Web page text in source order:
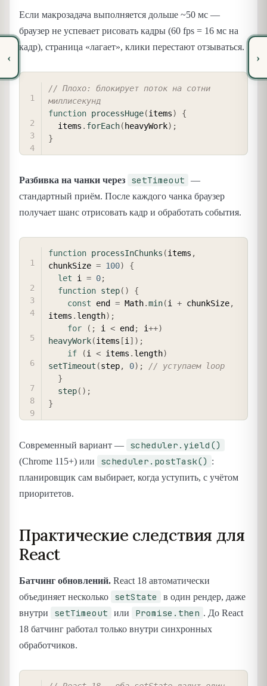
‹
Если макрозадача выполняется дольше ~50 мс —
браузер не успевает рисовать кадры (60 fps = 16 мс на
кадр), страница «лагает», клики перестают отзываться.
// Плохо: блокирует поток на сотни
миллисекунд
function processHuge(items)
{
  items
. forEach(heavyWork) ;
}
Разбивка на чанки через setTimeout
—
стандартный приём. После каждого чанка браузер
получает шанс отрисовать кадр и обработать события.
function processInChunks (items ,
chunkSize = 100)
{
let i = 0;
function step( )
{
const end = Math.min(i + chunkSize,
items . length) ;
for
( ; i < end ; i++)
heavyWork(items [i ] ) ;
if
(i < items . length)
setTimeout (step, 0) ;
// уступаем loop
}
step( ) ;
}
Современный вариант — scheduler.yield()
(Chrome 115+) или scheduler.postTask() :
планировщик сам выбирает, когда уступить, с учётом
приоритетов.
Практические следствия для
React
Батчинг обновлений. React 18 автоматически
объединяет несколько
setState
в один рендер, даже
внутри
setTimeout или Promise.then . До React
18 батчинг работал только внутри синхронных
обработчиков.
›